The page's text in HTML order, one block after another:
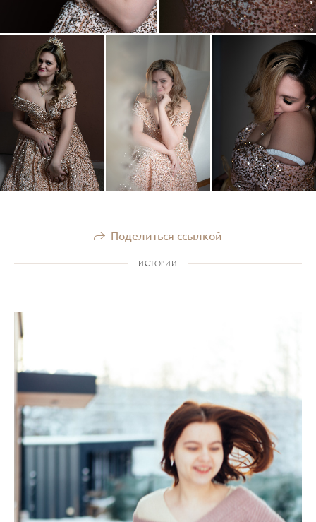
Поделиться ссылкой
ИСТОРИИ